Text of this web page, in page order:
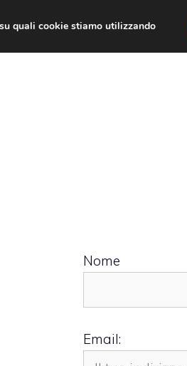
Nome
Email:
quali cookie stiamo utilizzando